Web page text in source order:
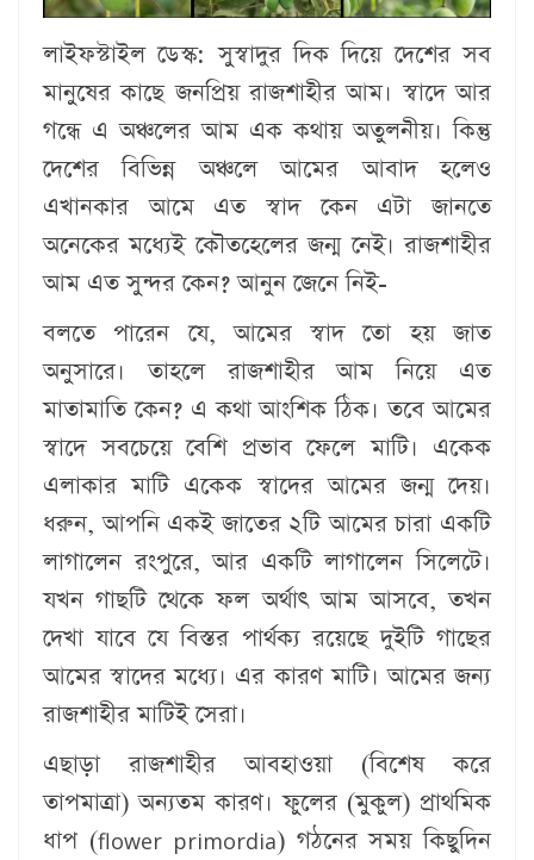
লাইফস্টাইল ডেস্ক: সুস্বাদুর দিক দিয়ে দেশের সব
মানুষের কাছে জনপ্রিয় রাজশাহীর আম। স্বাদে আর
গন্ধে এ অঞ্চলের আম এক কথায় অতুলনীয়। কিন্তু
দেশের বিভিন্ন অঞ্চলে আমের আবাদ হলেও
এখানকার আমে এত স্বাদ কেন এটা জানতে
অনেকের মধ্যেই কৌতহেলের জন্ম নেই। রাজশাহীর
আম এত সুন্দর কেন? আনুন জেনে নিই-
বলতে পারেন যে, আমের স্বাদ তো হয় জাত
অনুসারে। তাহলে রাজশাহীর আম নিয়ে এত
মাতামাতি কেন? এ কথা আংশিক ঠিক। তবে আমের
স্বাদে সবচেয়ে বেশি প্রভাব ফেলে মাটি। একেক
এলাকার মাটি একেক স্বাদের আমের জন্ম দেয়।
ধরুন, আপনি একই জাতের ২টি আমের চারা একটি
লাগালেন রংপুরে, আর একটি লাগালেন সিলেটে।
যখন গাছটি থেকে ফল অর্থাৎ আম আসবে, তখন
দেখা যাবে যে বিস্তর পার্থক্য রয়েছে দুইটি গাছের
আমের স্বাদের মধ্যে। এর কারণ মাটি। আমের জন্য
রাজশাহীর মাটিই সেরা।
এছাড়া রাজশাহীর আবহাওয়া (বিশেষ করে
তাপমাত্রা) অন্যতম কারণ। ফুলের (মুকুল) প্রাথমিক
ধাপ (flower primordia) গঠনের সময় কিছুদিন